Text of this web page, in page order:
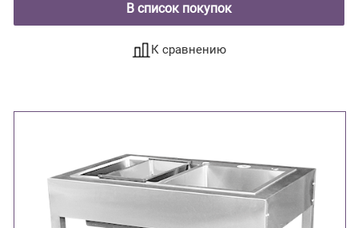
В список покупок
К сравнению